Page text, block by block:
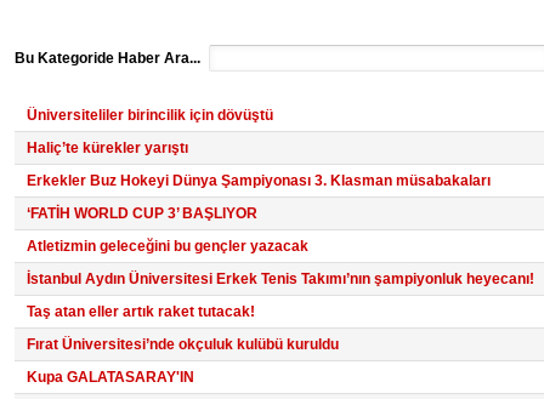
Bu Kategoride Haber Ara...
Üniversiteliler birincilik için dövüştü
Haliç’te kürekler yarıştı
Erkekler Buz Hokeyi Dünya Şampiyonası 3. Klasman müsabakaları
‘FATİH WORLD CUP 3’ BAŞLIYOR
Atletizmin geleceğini bu gençler yazacak
İstanbul Aydın Üniversitesi Erkek Tenis Takımı’nın şampiyonluk heyecanı!
Taş atan eller artık raket tutacak!
Fırat Üniversitesi’nde okçuluk kulübü kuruldu
Kupa GALATASARAY'IN